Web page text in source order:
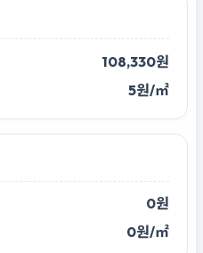
108,330원
5원/㎡
0원
0원/㎡